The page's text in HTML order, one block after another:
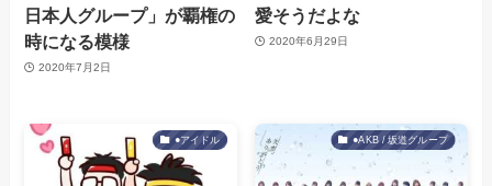
日本人グループ」が覇権の
時になる模様
2020年7月2日
愛そうだよな
2020年6月29日
●アイドル ●AKB / 坂道グループ